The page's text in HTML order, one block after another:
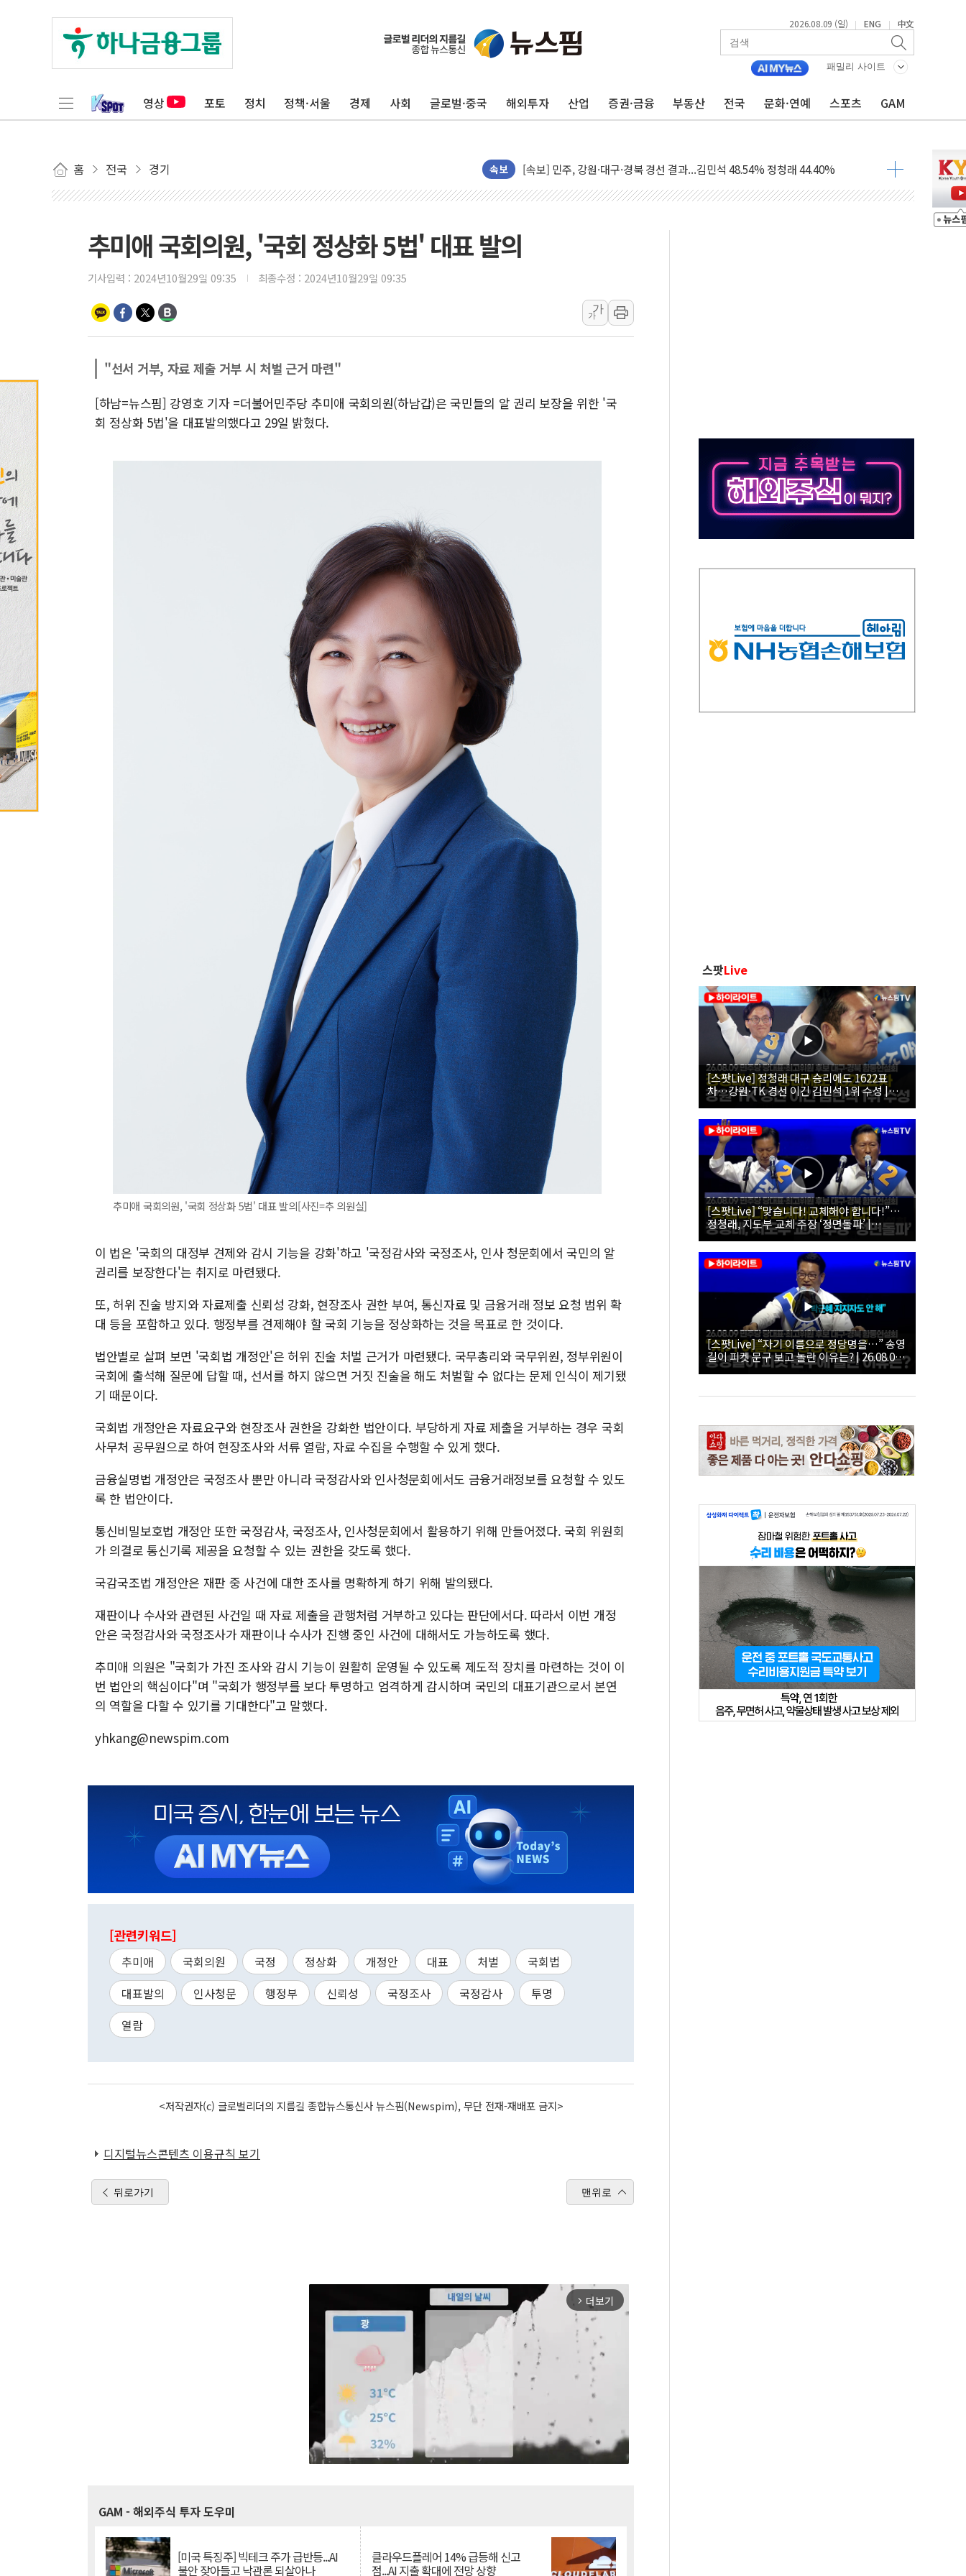
2026.08.09 (일) | ENG | 中文
패밀리 사이트
영상 포토 정치 정책·서울 경제 사회 글로벌·중국 해외투자 산업 증권·금융 부동산 전국 문화·연예 스포츠 GAM
홈 전국 경기 속보
인천서 말다툼 중 어머니 살해 10대 구속…범행 후 반려견도 죽여
[속보] 민주, 경북 경선 결과 발표...김민석 47.37% 정청래 45.71% 송영길 6.92%
[속보] 민주, 대구 경선 결과 발표...정청래 47.82% 김민석 46.35% 송영길 5.83%
인천시 광복절 현수막 '태극기 거꾸로' 논란…이틀만에 철거
'호우·산사태 주의보' 울진 시간당 30mm 강한 비...호우 피해 없어
풀무원재단, '국제과학연극제 2026'서 어린이 과학연극 2편 수상
현대그린푸드 '텍사스로드하우스' 잠실점, 직장인 핫플레이스로 부상
與 "세제개편안 8월 말 당정 조율 완료…초고가·비거주 1주택 등 여론 수렴"
경인고속도로서 차량 4대 연쇄 추돌…7세 남아 등 4명 부상
"AI가 먼저 알아채고 고친다"…LG유플러스, AI 홈네트워크 구현 첫발
추미애 국회의원, '국회 정상화 5법' 대표 발의
기사입력 : 2024년10월29일 09:35 최종수정 : 2024년10월29일 09:35
가
가
"선서 거부, 자료 제출 거부 시 처벌 근거 마련"
[하남=뉴스핌] 강영호 기자 =더불어민주당 추미애 국회의원(하남갑)은 국민들의 알 권리 보장을 위한 '국
회 정상화 5법'을 대표발의했다고 29일 밝혔다.
추미애 국회의원, '국회 정상화 5법' 대표 발의[사진=추 의원실]
이 법은 '국회의 대정부 견제와 감시 기능을 강화'하고 '국정감사와 국정조사, 인사 청문회에서 국민의 알
권리를 보장한다'는 취지로 마련됐다.
또, 허위 진술 방지와 자료제출 신뢰성 강화, 현장조사 권한 부여, 통신자료 및 금융거래 정보 요청 범위 확
대 등을 포함하고 있다. 행정부를 견제해야 할 국회 기능을 정상화하는 것을 목표로 한 것이다.
법안별로 살펴 보면 '국회법 개정안'은 허위 진술 처벌 근거가 마련됐다. 국무총리와 국무위원, 정부위원이
국회에 출석해 질문에 답할 때, 선서를 하지 않으면 거짓 진술을 해도 처벌할 수 없다는 문제 인식이 제기됐
기 때문이다.
국회법 개정안은 자료요구와 현장조사 권한을 강화한 법안이다. 부당하게 자료 제출을 거부하는 경우 국회
사무처 공무원으로 하여 현장조사와 서류 열람, 자료 수집을 수행할 수 있게 했다.
금융실명법 개정안은 국정조사 뿐만 아니라 국정감사와 인사청문회에서도 금융거래정보를 요청할 수 있도
록 한 법안이다.
통신비밀보호법 개정안 또한 국정감사, 국정조사, 인사청문회에서 활용하기 위해 만들어졌다. 국회 위원회
가 의결로 통신기록 제공을 요청할 수 있는 권한을 갖도록 했다.
국감국조법 개정안은 재판 중 사건에 대한 조사를 명확하게 하기 위해 발의됐다.
재판이나 수사와 관련된 사건일 때 자료 제출을 관행처럼 거부하고 있다는 판단에서다. 따라서 이번 개정
안은 국정감사와 국정조사가 재판이나 수사가 진행 중인 사건에 대해서도 가능하도록 했다.
추미애 의원은 "국회가 가진 조사와 감시 기능이 원활히 운영될 수 있도록 제도적 장치를 마련하는 것이 이
번 법안의 핵심이다"며 "국회가 행정부를 보다 투명하고 엄격하게 감시하며 국민의 대표기관으로서 본연
의 역할을 다할 수 있기를 기대한다"고 말했다.
yhkang@newspim.com
[관련키워드]
추미애 국회의원 국정 정상화 개정안 대표 처벌
국회법
대표발의
인사청문 행정부 신뢰성 국정조사 국정감사
투명
열람
<저작권자(c) 글로벌리더의 지름길 종합뉴스통신사 뉴스핌(Newspim), 무단 전재-재배포 금지>
디지털뉴스콘텐츠 이용규칙 보기
뒤로가기 맨위로
arrow_forward_ios 더보기
GAM - 해외주식 투자 도우미
[미국 특징주] 빅테크 주가 급반등...AI
불안 잦아들고 낙관론 되살아나
클라우드플레어 14% 급등해 신고
점...AI 지출 확대에 전망 상향
스팟Live
[스팟Live] 정청래 대구 승리에도 1622표
차…강원·TK 경선 이긴 김민석 1위 수성 |
26.08.09 더불어민주당 당대표·최고위원 후
보 대구·경북 합동연설회
[스팟Live] “맞습니다! 교체해야 합니다!”…
정청래, 지도부 교체 주장 ‘정면돌파’ |
26.08.09 더불어민주당 당대표·최고위원 후
보 대구·경북 합동연설회
[스팟Live] “자기 이름으로 정당명을…” 송영
길이 피켓 문구 보고 놀란 이유는? | 26.08.09
더불어민주당 당대표·최고위원 후보 대구·경